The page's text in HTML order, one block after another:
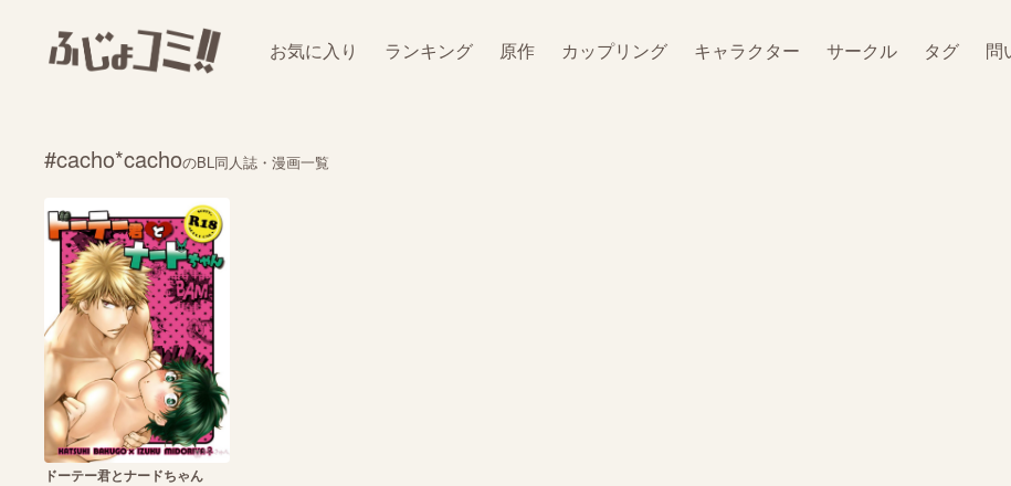
お気に入り ランキング 原作 カップリング キャラクター サークル タグ 問
#cacho*cachoのBL同人誌・漫画一覧
ドーテー君とナードちゃん